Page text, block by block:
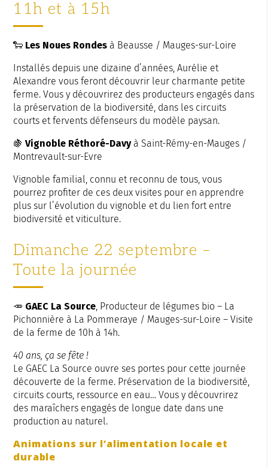
11h et à 15h
🐑 Les Noues Rondes à Beausse / Mauges-sur-Loire
Installés depuis une dizaine d’années, Aurélie et
Alexandre vous feront découvrir leur charmante petite
ferme. Vous y découvrirez des producteurs engagés dans
la préservation de la biodiversité, dans les circuits
courts et fervents défenseurs du modèle paysan.
🍇 Vignoble Réthoré-Davyà Saint-Rémy-en-Mauges /
Montrevault-sur-Evre
Vignoble familial, connu et reconnu de tous, vous
pourrez profiter de ces deux visites pour en apprendre
plus sur l’évolution du vignoble et du lien fort entre
biodiversité et viticulture.
Dimanche 22 septembre –
Toute la journée
🥕 GAEC La Source, Producteur de légumes bio – La
Pichonnière à La Pommeraye / Mauges-sur-Loire – Visite
de la ferme de 10h à 14h.
40 ans, ça se fête !
Le GAEC La Source ouvre ses portes pour cette journée
découverte de la ferme. Préservation de la biodiversité,
circuits courts, ressource en eau… Vous y découvrirez
des maraîchers engagés de longue date dans une
production au naturel.
Animations sur l’alimentation locale et
durable